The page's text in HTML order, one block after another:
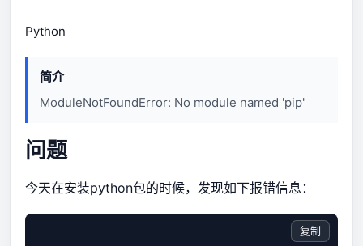
Python
简介
ModuleNotFoundError: No module named 'pip'
问题
今天在安装python包的时候，发现如下报错信息：
复制